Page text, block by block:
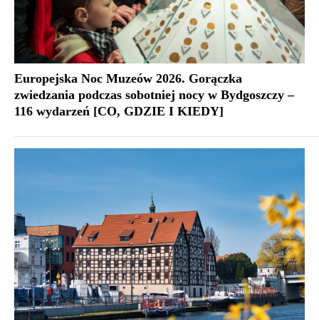
Europejska Noc Muzeów 2026. Gorączka
zwiedzania podczas sobotniej nocy w Bydgoszczy –
116 wydarzeń [CO, GDZIE I KIEDY]